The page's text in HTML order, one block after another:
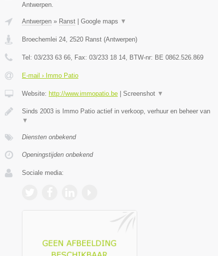
Antwerpen.
Antwerpen » Ranst Google maps ▼
Broechemlei 24, 2520 Ranst (Antwerpen)
Tel: 03/233 63 66, Fax: 03/233 18 14, BTW-nr: BE 0862.526.869
E-mail › Immo Patio
Website: http://www.immopatio.be Screenshot ▼
Sinds 2003 is Immo Patio actief in verkoop, verhuur en beheer van
▼
Diensten onbekend
Openingstijden onbekend
Sociale media: